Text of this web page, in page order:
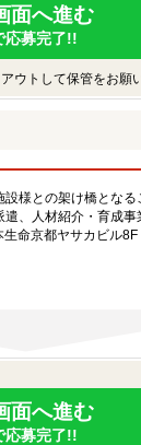
面へ進む
応募完了!!
ウトして保管をお願
様との架け橋とな
遣、人材紹介・育成
命京都ヤサカビル8F
面へ進む
応募完了!!